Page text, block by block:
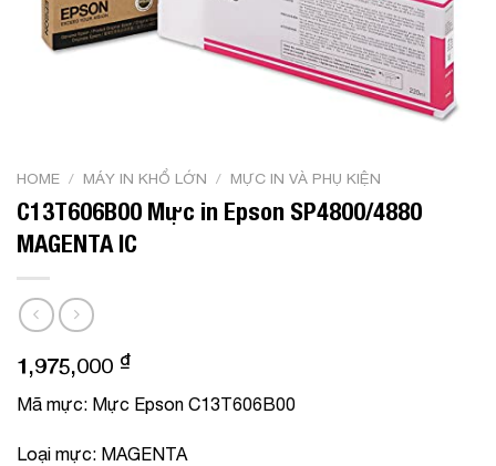
HOME / MÁY IN KHỔ LỚN / MỰC IN VÀ PHỤ KIỆN
C13T606B00 Mực in Epson SP4800/4880
MAGENTA IC
1,975,000 ₫
Mã mực: Mực Epson C13T606B00
Loại mực: MAGENTA